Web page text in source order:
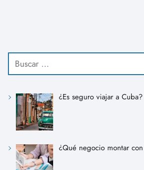
¿Es seguro viajar a Cuba?
¿Qué negocio montar